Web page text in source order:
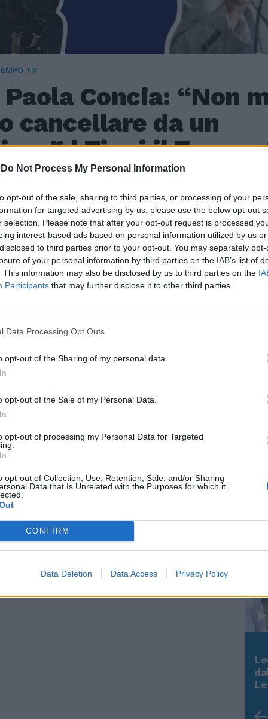
Do Not Process My Personal Information
opt-out of the sale, sharing to third parties, or processing of your
for targeted advertising by us, please use the below opt-out
selection. Please note that after your opt-out request is processed
interest-based ads based on personal information utilized by us
to third parties prior to your opt-out. You may separately
of your personal information by third parties on the IAB’s list of
This information may also be disclosed by us to third parties on the
Participants that may further disclose it to other third parties.
Data Processing Opt Outs
opt-out of the Sharing of my personal data.
opt-out of the Sale of my Personal Data.
opt-out of processing my Personal Data for Targeted
opt-out of Collection, Use, Retention, Sale, and/or Sharing
Data that Is Unrelated with the Purposes for which it
CONFIRM
Data Deletion Data Access Privacy Policy
TV
Concia: “Non
cancellare da un
| Tieni il Tempo
alla seconda puntata di Tieni il Tempo. Ospite di oggi:
Politica, attivista ed ex deputata, tra le prime figure
out durante la propria esperienza parlamentare.
inizi nel PCI, del rapporto con il Partito
i diritti civili, del femminismo, del linguaggio inclusivo e
politica. E poi il gioco finale: Proud or Not Proud, con
della politica italiana. Buona visione.
In